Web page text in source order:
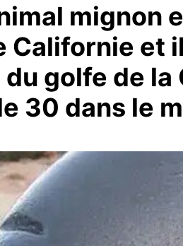
mignon
Californie et
golfe de
30 dans le